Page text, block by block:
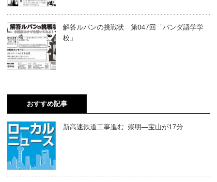
解答ルパンの挑戦状 第047回「パンダ語学学
校」
おすすめ記事
新高速鉄道工事進む 崇明―宝山が17分